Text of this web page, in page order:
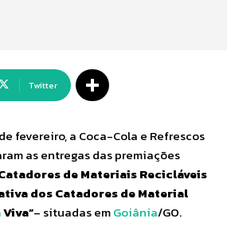
Twitter
fevereiro, a Coca-Cola e Refrescos
as entregas das premiações
de Materiais Recicláveis
dos Catadores de Material
Viva”– situadas emGoiânia/GO.